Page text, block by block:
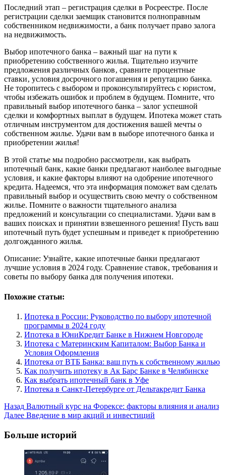
Последний этап – регистрация сделки в Росреестре. После
регистрации сделки заемщик становится полноправным
собственником недвижимости‚ а банк получает право залога
на недвижимость.
Выбор ипотечного банка – важный шаг на пути к
приобретению собственного жилья. Тщательно изучите
предложения различных банков‚ сравните процентные
ставки‚ условия досрочного погашения и репутацию банка.
Не торопитесь с выбором и проконсультируйтесь с юристом‚
чтобы избежать ошибок и проблем в будущем. Помните‚ что
правильный выбор ипотечного банка – залог успешной
сделки и комфортных выплат в будущем. Ипотека может стать
отличным инструментом для достижения вашей мечты о
собственном жилье. Удачи вам в выборе ипотечного банка и
приобретении жилья!
В этой статье мы подробно рассмотрели‚ как выбрать
ипотечный банк‚ какие банки предлагают наиболее выгодные
условия‚ и какие факторы влияют на одобрение ипотечного
кредита. Надеемся‚ что эта информация поможет вам сделать
правильный выбор и осуществить свою мечту о собственном
жилье. Помните о важности тщательного анализа
предложений и консультации со специалистами. Удачи вам в
ваших поисках и принятии взвешенного решения! Пусть ваш
ипотечный путь будет успешным и приведет к приобретению
долгожданного жилья.
Описание: Узнайте‚ какие ипотечные банки предлагают
лучшие условия в 2024 году. Сравнение ставок‚ требования и
советы по выбору банка для получения ипотеки.
Похожие статьи:
Ипотека в России: Руководство по выбору ипотечной
программы в 2024 году
Ипотека в ЮниКредит Банке в Нижнем Новгороде
Ипотека с Материнским Капиталом: Выбор Банка и
Условия Оформления
Ипотека от ВТБ Банка: ваш путь к собственному жилью
Как получить ипотеку в Ак Барс Банке в Челябинске
Как выбрать ипотечный банк в Уфе
Ипотека в Санкт-Петербурге от Дельтакредит Банка
Post
Navigation
Назад Валютный курс на Форексе: факторы влияния и анализ
Далее Введение в мир акций и инвестиций
Больше историй